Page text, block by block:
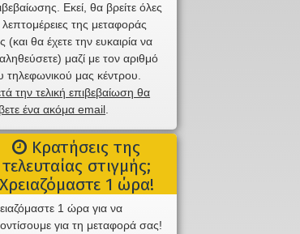
Εκεί, θα βρείτε όλες
λεπτομέρειες της μεταφοράς
(και θα έχετε την ευκαιρία να
μαζί με τον αριθμό
τηλεφωνικού μας κέντρου.
την τελική επιβεβαίωση θα
ένα ακόμα email.
Κρατήσεις της
τελευταίας στιγμής;
Χρειαζόμαστε 1 ώρα!
1 ώρα για να
για τη μεταφορά σας!